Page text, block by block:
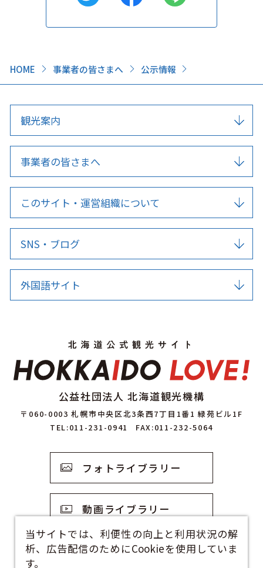
HOME 事業者の皆さまへ 公示情報
観光案内
事業者の皆さまへ
このサイト・運営組織について
SNS・ブログ
外国語サイト
公益社団法人 北海道観光機構
〒060-0003 札幌市中央区北3条西7丁目1番1 緑苑ビル1F
TEL:011-231-0941
FAX:011-232-5064
フォトライブラリー
動画ライブラリー
観光資料
当サイトでは、利便性の向上と利用状況の解
析、広告配信のためにCookieを使用していま
す。